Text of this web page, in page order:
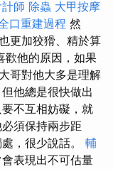
師 除蟲 大甲按摩
口重建過程 然
更加狡猾、精於算
歡他的原因，如果
哥對他大多是理解
他總是很快做出
不互相妨礙，就
須保持兩步距
，很少說話。 輔
表現出不可估量